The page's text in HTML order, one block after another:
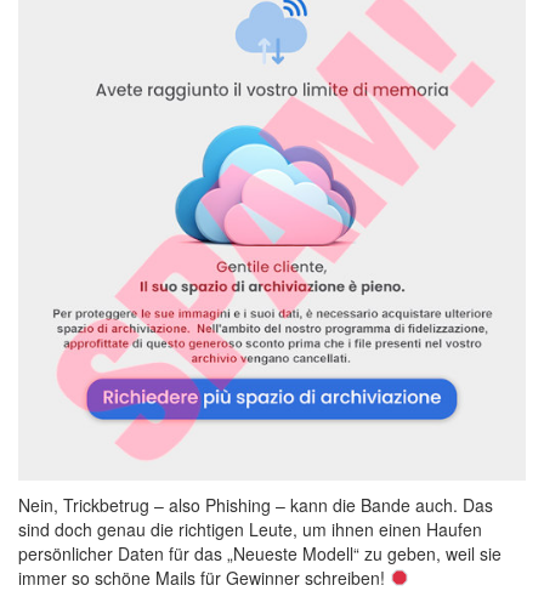
Nein, Trickbetrug – also Phishing – kann die Bande auch. Das
sind doch genau die richtigen Leute, um ihnen einen Haufen
persönlicher Daten für das „Neueste Modell“ zu geben, weil sie
immer so schöne Mails für Gewinner schreiben!